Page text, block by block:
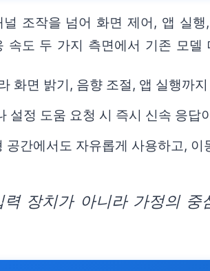
조작을 넘어 화면 제어, 앱 실
속도 두 가지 측면에서 기존 모델
화면 밝기, 음향 조절, 앱 실행까
설정 도움 요청 시 즉시 신속 응답
공간에서도 자유롭게 사용하고,
장치가 아니라 가정의 중